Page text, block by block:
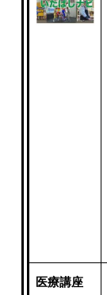
医療講座